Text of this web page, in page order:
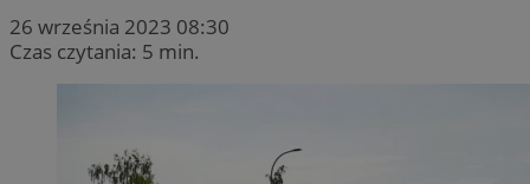
26 września 2023 08:30
Czas czytania: 5 min.